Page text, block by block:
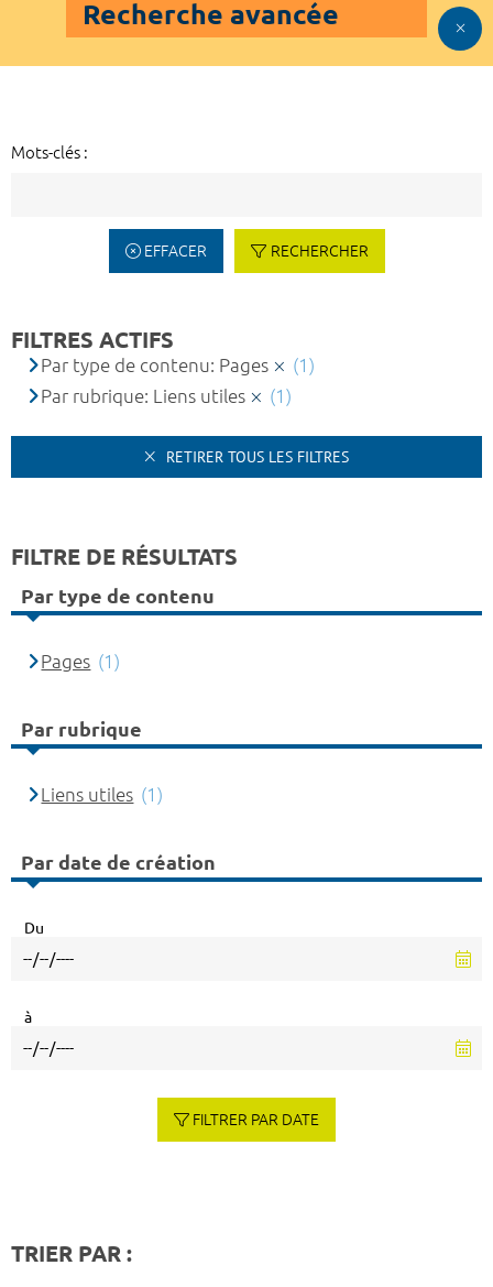
Recherche avancée
Mots-clés :
EFFACER RECHERCHER
FILTRES ACTIFS
Par type de contenu: Pages
(1)
Par rubrique: Liens utiles
(1)
RETIRER TOUS LES FILTRES
FILTRE DE RÉSULTATS
Par type de contenu
Pages (1)
Par rubrique
Liens utiles (1)
Par date de création
Du
à
FILTRER PAR DATE
TRIER PAR :